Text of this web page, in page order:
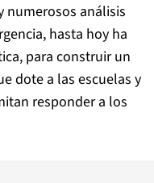
numerosos análisis
hasta hoy ha
para construir un
dote a las escuelas y
responder a los